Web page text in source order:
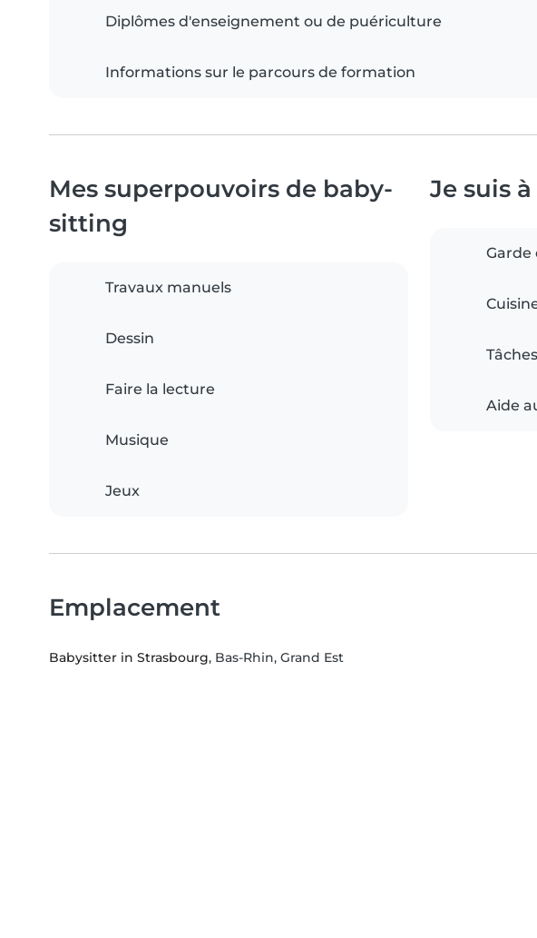
Diplômes d'enseignement ou de puériculture
Informations sur le parcours de formation
Mes superpouvoirs de baby-
sitting
Travaux manuels
Dessin
Faire la lecture
Musique
Jeux
Je suis
Garde
Aide
Emplacement
Babysitter in Strasbourg, Bas-Rhin, Grand Est